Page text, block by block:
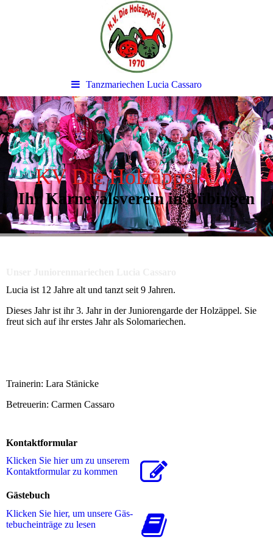
Tanzmariechen Lucia Cassaro
KV Die Holzäppel e.V.
Ihr Karnevalsverein in Bübingen
Lucia ist 12 Jahre alt und tanzt seit 9 Jahren.
Dieses Jahr ist ihr 3. Jahr in der Juniorengarde der Holzäppel. Sie
freut sich auf ihr erstes Jahr als Solomariechen.
Trainerin: Lara Stänicke
Betreuerin: Carmen Cassaro
Kontaktformular
Klicken Sie hier um zu unserem
Kon­takt­for­mu­lar zu kommen
Gästebuch
Klicken Sie hier, um unsere Gäs­
te­buch­ein­trä­ge zu lesen